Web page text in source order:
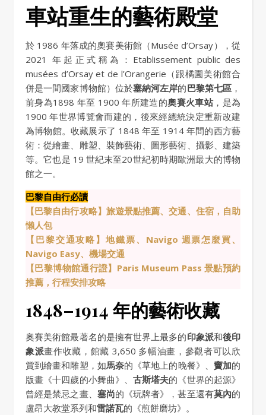
車站重生的藝術殿堂
於 1986 年落成的奧賽美術館（Musée d’Orsay），從
2021 年起正式稱為：Etablissement public des
musées d’Orsay et de l’Orangerie（跟橘園美術館合
併是一間國家博物館）位於塞納河左岸的巴黎第七區 ，
前身為1898 年至 1900 年所建造的奧賽火車站，是為
1900 年世界博覽會而建的，後來經總統決定重新改建
為博物館。收藏展示了 1848 年至 1914 年間的西方藝
術：從繪畫、雕塑、裝飾藝術、圖形藝術、攝影、建築
等。它也是 19 世紀末至20世紀初時期歐洲最大的博物
館之一。
巴黎自由行必讀
【巴黎自由行攻略】旅遊景點推薦、交通、住宿，自助
懶人包
【巴黎交通攻略】地鐵票、Navigo 週票怎麼買、
Navigo Easy、機場交通
【巴黎博物館通行證】Paris Museum Pass 景點預約
推薦，行程安排攻略
1848–1914 年的藝術收藏
奧賽美術館最著名的是擁有世界上最多的印象派和後印
象派畫作收藏，館藏 3,650 多幅油畫，參觀者可以欣
賞到繪畫和雕塑，如馬奈的《草地上的晚餐》、 竇加的
版畫《十四歲的小舞曲》、古斯塔夫的《世界的起源》
曾經是禁忌之畫、 塞尚的《玩牌者》，甚至還有莫內的
盧昂大教堂系列和雷諾瓦的《煎餅磨坊》。